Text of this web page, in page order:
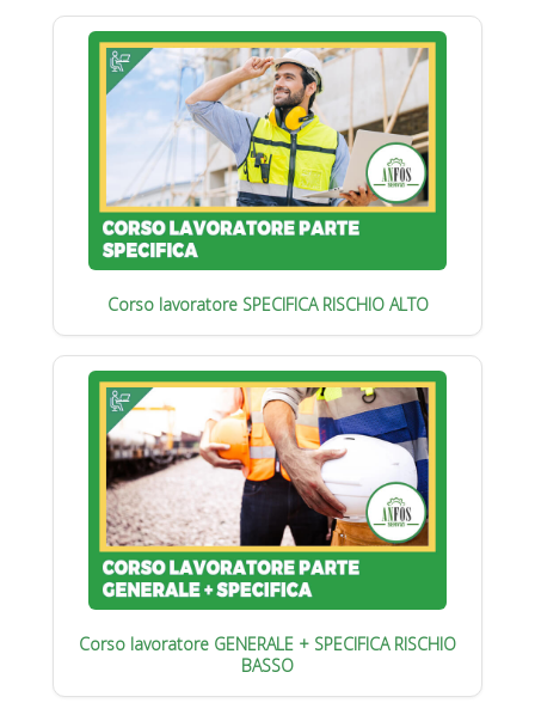
Corso lavoratore SPECIFICA RISCHIO ALTO
Corso lavoratore GENERALE + SPECIFICA RISCHIO
BASSO